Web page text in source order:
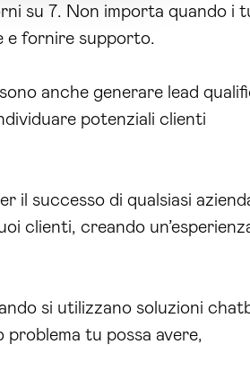
su 7. Non importa quando i
e fornire supporto.
anche generare lead
potenziali clienti
il successo di qualsiasi
clienti, creando
si utilizzano soluzioni
tu possa avere,